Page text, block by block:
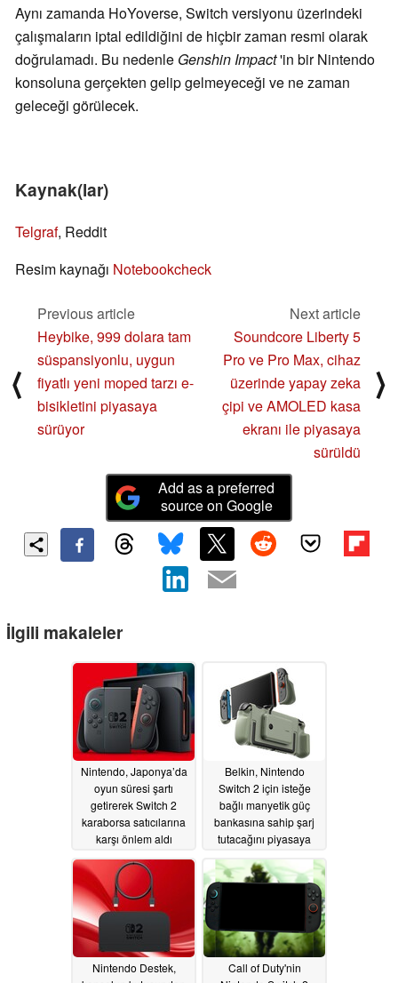
Aynı zamanda HoYoverse, Switch versiyonu üzerindeki
çalışmaların iptal edildiğini de hiçbir zaman resmi olarak
doğrulamadı. Bu nedenle Genshin Impact'in bir Nintendo
konsoluna gerçekten gelip gelmeyeceği ve ne zaman
geleceği görülecek.
Kaynak(lar)
Telgraf, Reddit
Resim kaynağı Notebookcheck
⟨
Previous article
Heybike, 999 dolara tam
süspansiyonlu, uygun
fiyatlı yeni moped tarzı e-
bisikletini piyasaya
sürüyor
Next article
Soundcore Liberty 5
Pro ve Pro Max, cihaz
üzerinde yapay zeka
çipi ve AMOLED kasa
ekranı ile piyasaya
sürüldü
⟩
Add as a preferred
source on Google
İlgili makaleler
Nintendo, Japonya’da
oyun süresi şartı
getirerek Switch 2
karaborsa satıcılarına
karşı önlem aldı
06/14/2026
Belkin, Nintendo
Switch 2 için isteğe
bağlı manyetik güç
bankasına sahip şarj
tutacağını piyasaya
06/06/2026
Nintendo Destek,
Call of Duty'nin